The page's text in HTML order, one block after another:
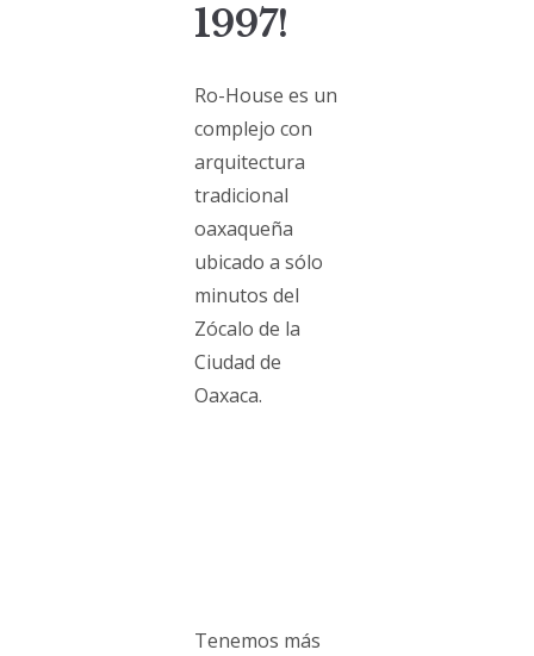
1997!
Ro-House es un
complejo con
arquitectura
tradicional
oaxaqueña
ubicado a sólo
minutos del
Zócalo de la
Ciudad de
Oaxaca.
Tenemos más